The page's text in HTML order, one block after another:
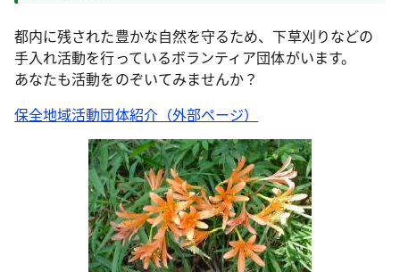
都内に残された豊かな自然を守るため、下草刈りなどの
手入れ活動を行っているボランティア団体がいます。
あなたも活動をのぞいてみませんか？
保全地域活動団体紹介（外部ページ）